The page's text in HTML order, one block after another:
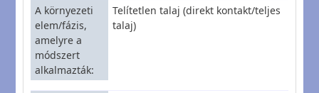
A környezeti
elem/fázis,
amelyre a
módszert
alkalmazták
Telítetlen talaj (direkt kontakt/teljes
talaj)